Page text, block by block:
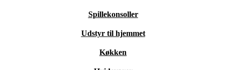
Spillekonsoller
Udstyr til hjemmet
Køkken